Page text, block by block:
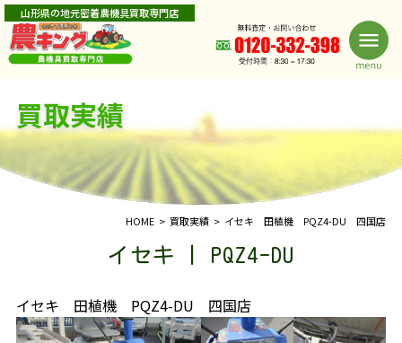
山形県の地元密着農機具買取専門店
買取実績
HOME 買取実績 イセキ 田植機 PQZ4-DU 四国店
イセキ | PQZ4-DU
イセキ 田植機 PQZ4-DU 四国店